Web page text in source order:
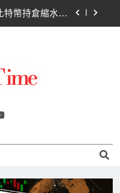
特幣持倉縮水成
口！民主黨七
提案尚未準備好
幣持倉縮水成
：公司與個人分
、區塊鏈、NFT、加密貨